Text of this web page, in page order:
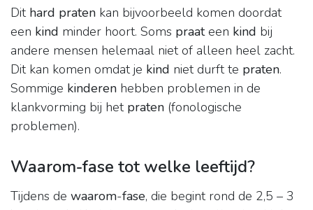
Dit hard praten kan bijvoorbeeld komen doordat
een kind minder hoort. Soms praateen kind bij
andere mensen helemaal niet of alleen heel zacht.
Dit kan komen omdat je kind niet durft te praten.
Sommige kinderen hebben problemen in de
klankvorming bij het praten (fonologische
problemen).
Waarom-fase tot welke leeftijd?
Tijdens de waarom-fase, die begint rond de 2,5 – 3